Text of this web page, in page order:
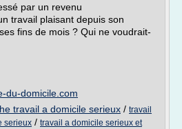
par un revenu
travail plaisant depuis son
fins de mois ? Qui ne voudrait-
du-domicile.com
travail a domicile serieux / travail
serieux / travail a domicile serieux et